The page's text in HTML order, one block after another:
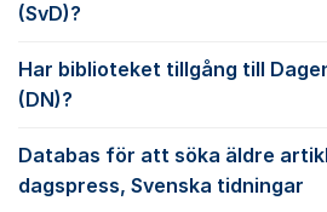
(SvD)?
Har biblioteket tillgång till
(DN)?
Databas för att söka äldre
dagspress, Svenska tidningar